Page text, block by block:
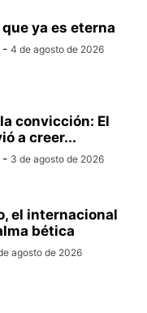
ya es eterna
- 4 de agosto de 2026
convicción: El
a creer...
- 3 de agosto de 2026
el internacional
bética
agosto de 2026